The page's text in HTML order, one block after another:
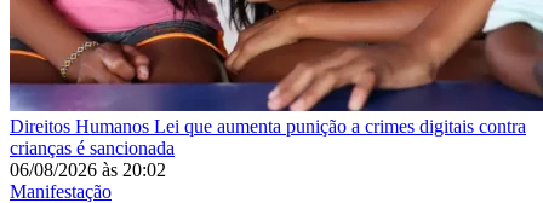
Direitos Humanos Lei que aumenta punição a crimes digitais contra
crianças é sancionada
06/08/2026 às 20:02
Manifestação